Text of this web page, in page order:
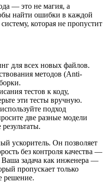
— это не магия, а
найти ошибки в каждой
которая не пропустит
для всех новых файлов.
методов (Anti-
тестов к коду,
эти тесты вручную.
подход
две разные модели
ускоритель. Он позволяет
без контроля качества —
Ваша задача как инженера —
пропускает только
решение.